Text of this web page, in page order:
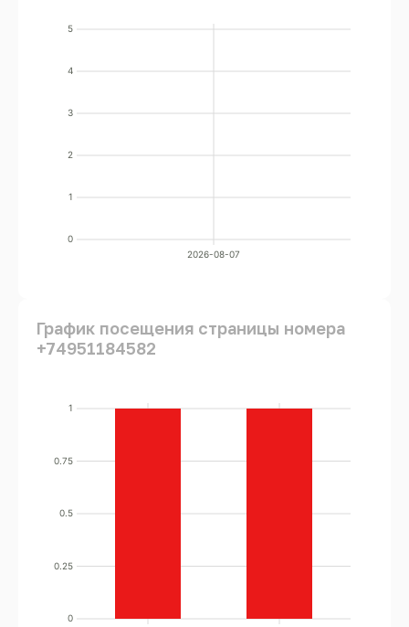
0
1
2
3
4
5
2026-08-07
График посещения страницы номера
+74951184582
0
0.25
0.5
0.75
1